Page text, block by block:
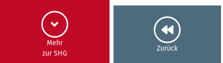
Mehr
zur SHG
Zurück